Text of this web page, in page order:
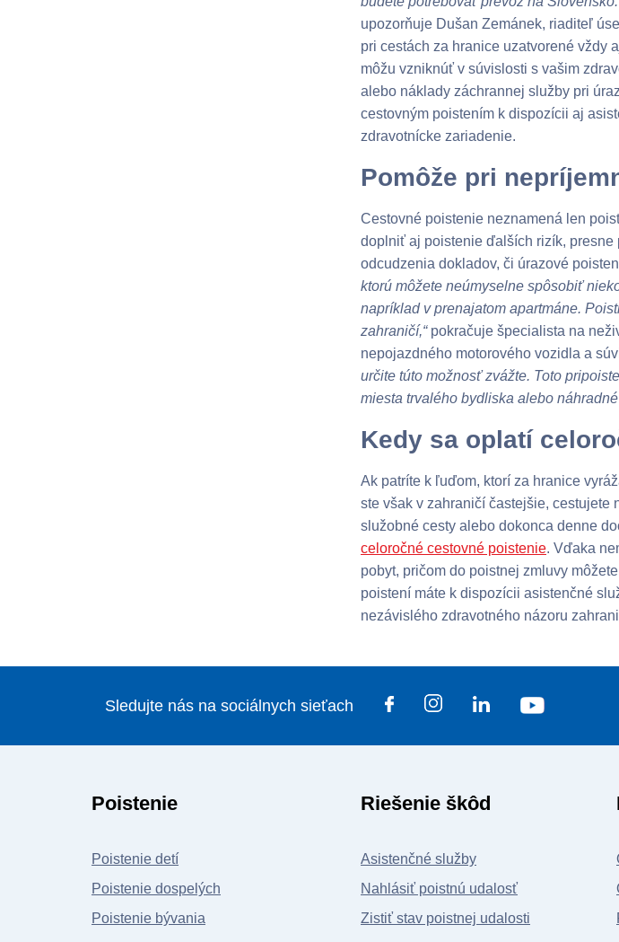
upozorňuje Dušan Zemánek, riaditeľ
pri cestách za hranice uzatvorené vždy
môžu vzniknúť v súvislosti s vašim
alebo náklady záchrannej služby pri
cestovným poistením k dispozícii aj
zdravotnícke zariadenie.
Pomôže pri
Cestovné poistenie neznamená len
doplniť aj poistenie ďalších rizík,
odcudzenia dokladov, či úrazové
ktorú môžete neúmyselne spôsobiť
napríklad v prenajatom apartmáne.
zahraničí,“pokračuje špecialista na
nepojazdného motorového vozidla a
určite túto možnosť zvážte. Toto
miesta trvalého bydliska alebo
Kedy sa oplatí
Ak patríte k ľuďom, ktorí za hranice
ste však v zahraničí častejšie,
služobné cesty alebo dokonca denne
celoročné cestovné poistenie. Vďaka
pobyt, pričom do poistnej zmluvy
poistení máte k dispozícii asistenčné
nezávislého zdravotného názoru
Sledujte nás na sociálnych sieťach
Poistenie
Poistenie detí
Poistenie dospelých
Poistenie bývania
Riešenie škôd
Asistenčné služby
Nahlásiť poistnú udalosť
Zistiť stav poistnej udalosti